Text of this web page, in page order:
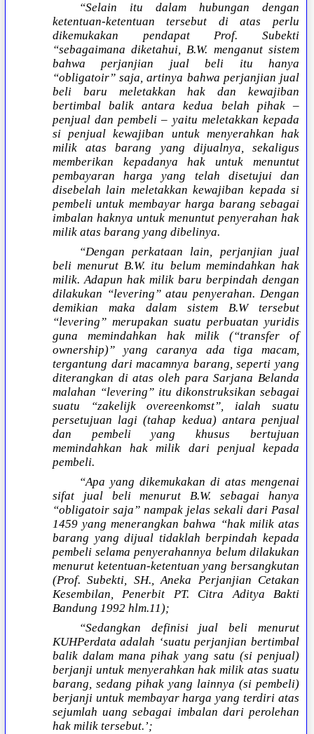
“Selain itu dalam hubungan dengan
ketentuan-ketentuan tersebut di atas perlu
dikemukakan pendapat Prof. Subekti
“sebagaimana diketahui, B.W. menganut sistem
bahwa perjanjian jual beli itu hanya
“obligatoir” saja, artinya bahwa perjanjian jual
beli baru meletakkan hak dan kewajiban
bertimbal balik antara kedua belah pihak –
penjual dan pembeli – yaitu meletakkan kepada
si penjual kewajiban untuk menyerahkan hak
milik atas barang yang dijualnya, sekaligus
memberikan kepadanya hak untuk menuntut
pembayaran harga yang telah disetujui dan
disebelah lain meletakkan kewajiban kepada si
pembeli untuk membayar harga barang sebagai
imbalan haknya untuk menuntut penyerahan hak
milik atas barang yang dibelinya.
“Dengan perkataan lain, perjanjian jual
beli menurut B.W. itu belum memindahkan hak
milik. Adapun hak milik baru berpindah dengan
dilakukan “levering” atau penyerahan. Dengan
demikian maka dalam sistem B.W tersebut
“levering” merupakan suatu perbuatan yuridis
guna memindahkan hak milik (“transfer of
ownership)” yang caranya ada tiga macam,
tergantung dari macamnya barang, seperti yang
diterangkan di atas oleh para Sarjana Belanda
malahan “levering” itu dikonstruksikan sebagai
suatu “zakelijk overeenkomst”, ialah suatu
persetujuan lagi (tahap kedua) antara penjual
dan pembeli yang khusus bertujuan
memindahkan hak milik dari penjual kepada
pembeli.
“Apa yang dikemukakan di atas mengenai
sifat jual beli menurut B.W. sebagai hanya
“obligatoir saja” nampak jelas sekali dari Pasal
1459 yang menerangkan bahwa “hak milik atas
barang yang dijual tidaklah berpindah kepada
pembeli selama penyerahannya belum dilakukan
menurut ketentuan-ketentuan yang bersangkutan
(Prof. Subekti, SH., Aneka Perjanjian Cetakan
Kesembilan, Penerbit PT. Citra Aditya Bakti
Bandung 1992 hlm.11);
“Sedangkan definisi jual beli menurut
KUHPerdata adalah ‘suatu perjanjian bertimbal
balik dalam mana pihak yang satu (si penjual)
berjanji untuk menyerahkan hak milik atas suatu
barang, sedang pihak yang lainnya (si pembeli)
berjanji untuk membayar harga yang terdiri atas
sejumlah uang sebagai imbalan dari perolehan
hak milik tersebut.’;